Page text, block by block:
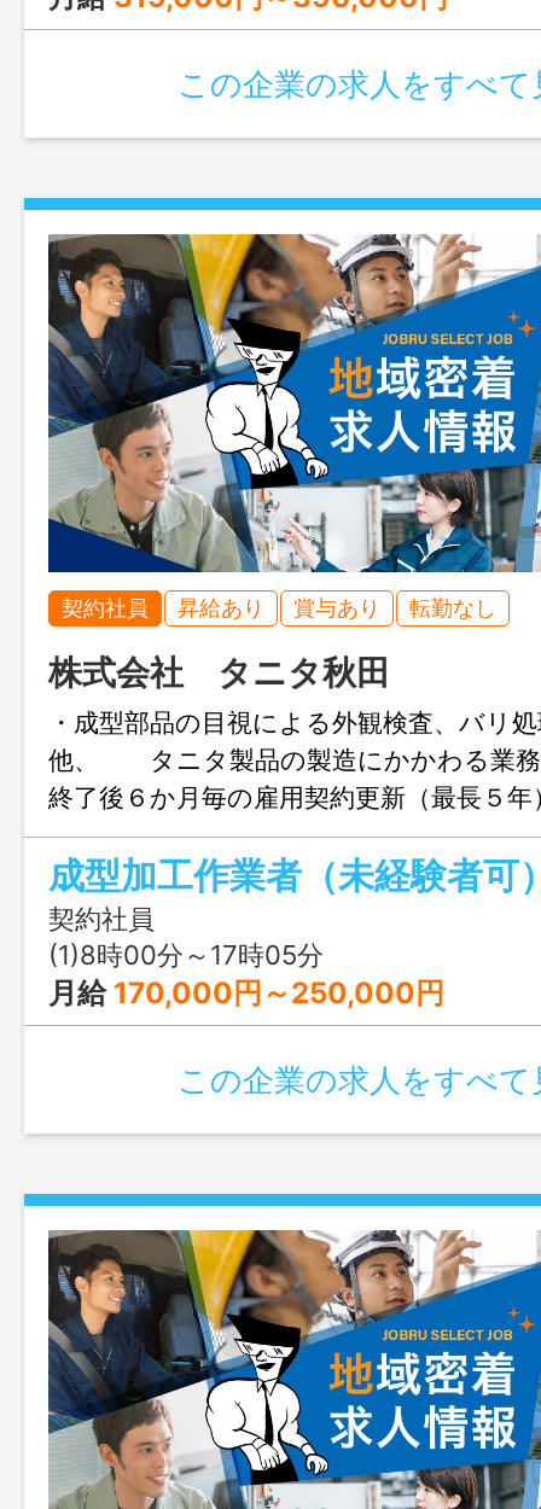
い。 「変更範囲：変更なし」
この企業の求人をすべて
契約社員 昇給あり 賞与あり 転勤なし
株式会社 タニタ秋田
・成型部品の目視による外観検査、バリ
他、 タニタ製品の製造にかかわる
終了後６か月毎の雇用契約更新（最長
改革関連認定企業』 変更範囲：タニタ
計、製造、販売、 アフターサー
業務
成型加工作業者（未経験者可
契約社員
(1)8時00分～17時05分
月給 170,000円～250,000円
この企業の求人をすべて